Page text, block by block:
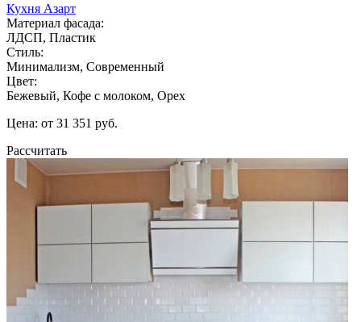
Кухня Азарт
Материал фасада:
ЛДСП, Пластик
Стиль:
Минимализм, Современный
Цвет:
Бежевый, Кофе с молоком, Орех
Цена: от 31 351 руб.
Рассчитать